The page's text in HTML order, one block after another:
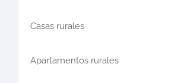
Casas rurales
Apartamentos rurales